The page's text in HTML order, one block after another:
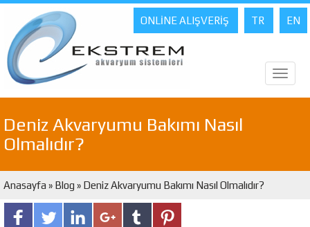
ONLİNE ALIŞVERİŞ TR EN
Toggle
Deniz Akvaryumu Bakımı Nasıl
Olmalıdır?
Anasayfa » Blog » Deniz Akvaryumu Bakımı Nasıl Olmalıdır?